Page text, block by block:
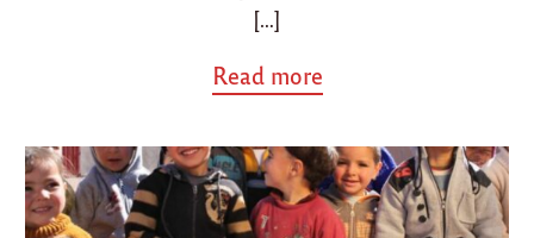
[…]
Read morea
b
t
"
N
o